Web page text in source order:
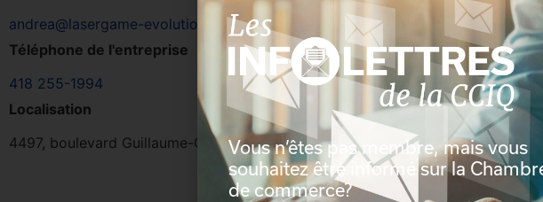
andrea@lasergame-evolution.ca
Téléphone de l'entreprise
418 255-1994
Localisation
4497, boulevard Guillaume-Couture, Lévis, Québec, G6W 6M9
Vous n’êtes pas membre, mais vous
souhaitez être informé sur la
de commerce?